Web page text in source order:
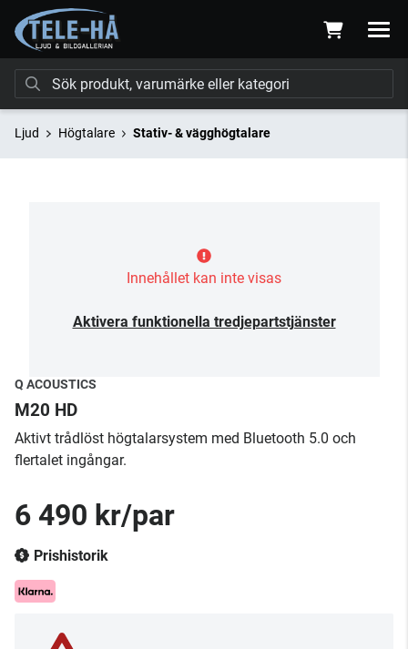
Ljud Högtalare Stativ- & vägghögtalare
Innehållet kan inte visas
Aktivera funktionella tredjepartstjänster
Q ACOUSTICS
M20 HD
Aktivt trådlöst högtalarsystem med Bluetooth 5.0 och
flertalet ingångar.
6 490 kr/par
Prishistorik